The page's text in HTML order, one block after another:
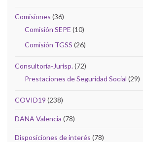
Comisiones (36)
Comisión SEPE (10)
Comisión TGSS (26)
Consultoría-Jurisp.(72)
Prestaciones de Seguridad Social (29)
COVID19 (238)
DANA Valencia (78)
Disposiciones de interés (78)